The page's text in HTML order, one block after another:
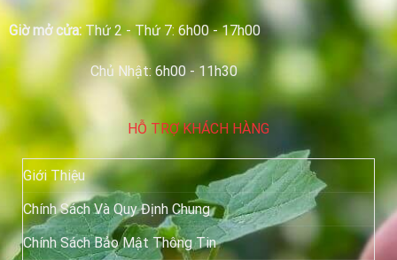
Giờ mở cửa: Thứ 2 - Thứ 7: 6h00 - 17h00
Chủ Nhật: 6h00 - 11h30
HỖ TRỢ KHÁCH HÀNG
Giới Thiệu
Chính Sách Và Quy Định Chung
Chính Sách Bảo Mật Thông Tin